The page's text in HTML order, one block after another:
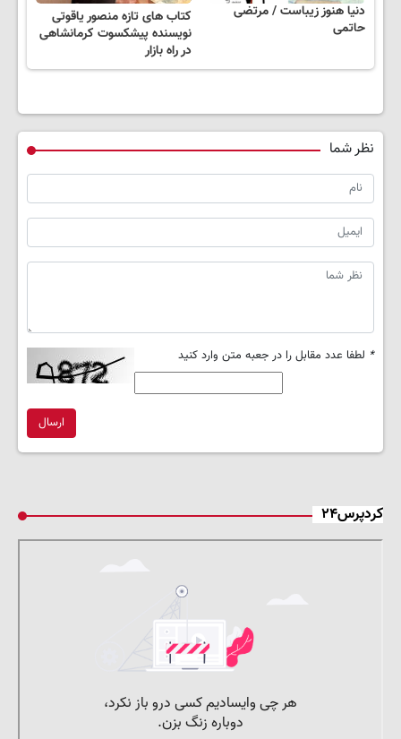
دنیا هنوز زیباست / مرتضی
حاتمی
کتاب های تازه منصور یاقوتی
نویسنده پیشکسوت کرمانشاهی
در راه بازار
نظر شما
* لطفا عدد مقابل را در جعبه متن وارد کنید
ارسال
کردپرس۲۴